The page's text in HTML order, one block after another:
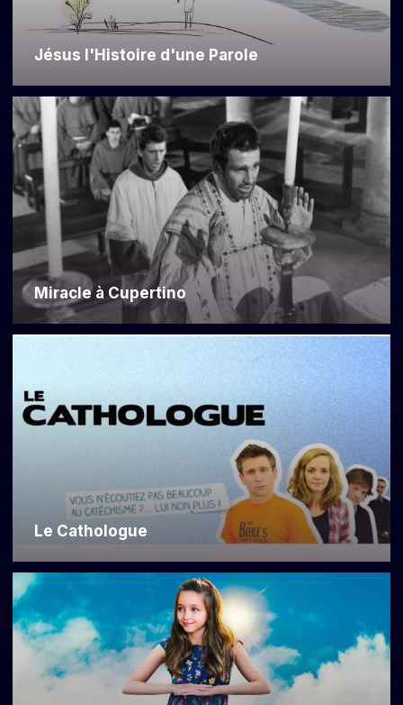
Jésus l'Histoire d'une Parole
Miracle à Cupertino
Le Cathologue